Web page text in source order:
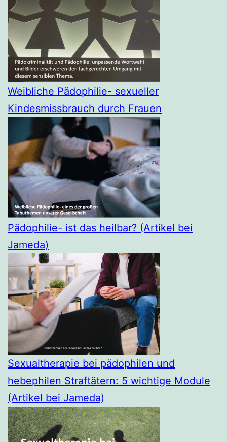
Weibliche Pädophilie- sexueller
Kindesmissbrauch durch Frauen
Pädophilie- ist das heilbar? (Artikel bei
Jameda)
Sexualtherapie bei pädophilen und
hebephilen Straftätern: 5 wichtige Module
(Artikel bei Jameda)